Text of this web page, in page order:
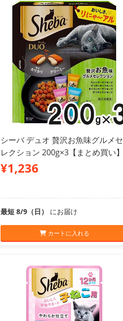
シーバ デュオ 贅沢お魚味グルメセ
レクション 200g×3【まとめ買い】
¥1,236
最短 8/9（日） にお届け
カートに入れる